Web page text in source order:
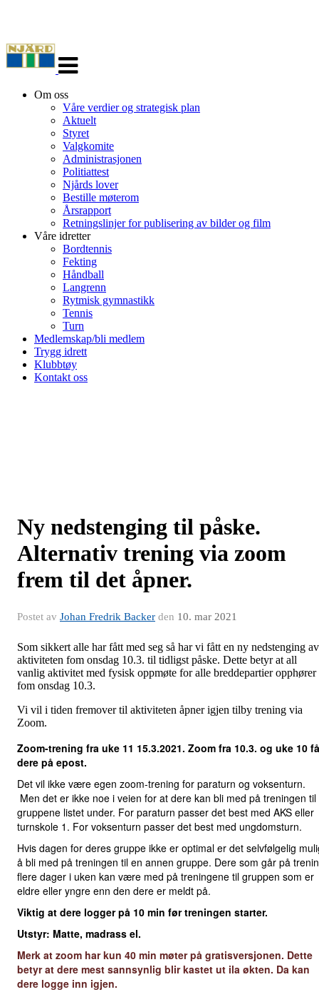
navigasjon
Om oss
Våre verdier og strategisk plan
Aktuelt
Styret
Valgkomite
Administrasjonen
Politiattest
Njårds lover
Bestille møterom
Årsrapport
Retningslinjer for publisering av bilder og film
Våre idretter
Bordtennis
Fekting
Håndball
Langrenn
Rytmisk gymnastikk
Tennis
Turn
Medlemskap/bli medlem
Trygg idrett
Klubbtøy
Kontakt oss
Ny nedstenging til påske.
Alternativ trening via zoom
frem til det åpner.
Postet av Johan Fredrik Backer den 10. mar 2021
Som sikkert alle har fått med seg så har vi fått en ny nedstenging av
aktiviteten fom onsdag 10.3. til tidligst påske. Dette betyr at all
vanlig aktivitet med fysisk oppmøte for alle breddepartier opphører
fom onsdag 10.3.
Vi vil i tiden fremover til aktiviteten åpner igjen tilby trening via
Zoom.
Zoom-trening fra uke 11 15.3.2021. Zoom fra 10.3. og uke 10
dere på epost.
Det vil ikke være egen zoom-trening for paraturn og voksenturn.
Men det er ikke noe i veien for at dere kan bli med på treningen til
gruppene listet under. For paraturn passer det best med AKS eller
turnskole 1. For voksenturn passer det best med ungdomsturn.
Hvis dagen for deres gruppe ikke er optimal er det selvfølgelig
å bli med på treningen til en annen gruppe. Dere som går på
flere dager i uken kan være med på treningene til gruppen som er
eldre eller yngre enn den dere er meldt på.
Viktig at dere logger på 10 min før treningen starter.
Utstyr: Matte, madrass el.
Merk at zoom har kun 40 min møter på gratisversjonen. Dette
betyr at dere mest sannsynlig blir kastet ut ila økten. Da kan
dere logge inn igjen.